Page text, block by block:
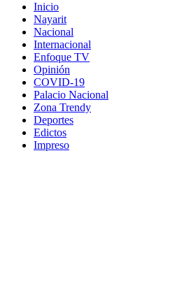
Inicio
Nayarit
Nacional
Internacional
Enfoque TV
Opinión
COVID-19
Palacio Nacional
Zona Trendy
Deportes
Edictos
Impreso